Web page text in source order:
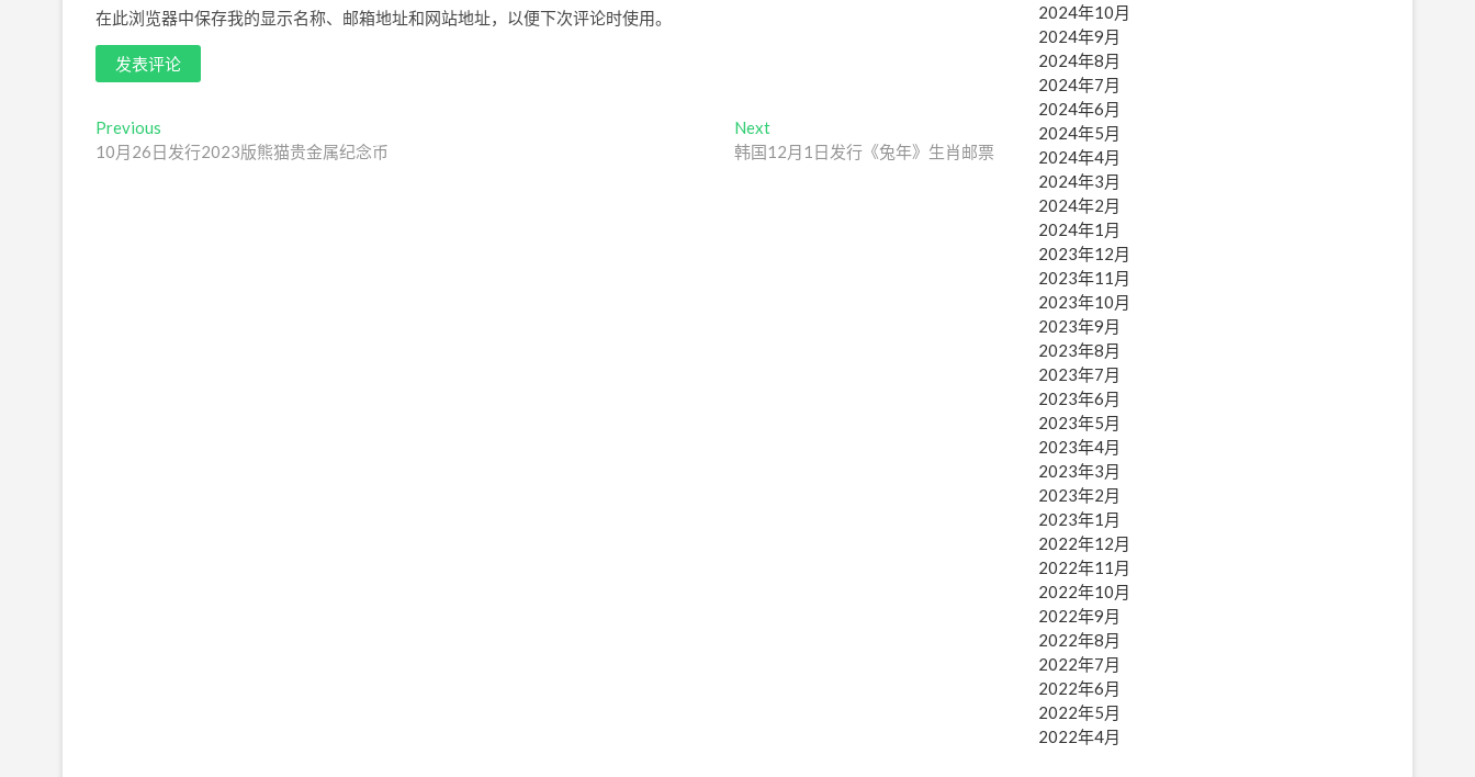
在此浏览器中保存我的显示名称、邮箱地址和网站地址，以便下次评论时使用。
文
章
Previous
post:
10月26日发行2023版熊猫贵金属纪念币
NextNext
post:
韩国12月1日发行《兔年》生肖邮票
2024年10月
2024年9月
2024年8月
2024年7月
2024年6月
2024年5月
2024年4月
2024年3月
2024年2月
2024年1月
2023年12月
2023年11月
2023年10月
2023年9月
2023年8月
2023年7月
2023年6月
2023年5月
2023年4月
2023年3月
2023年2月
2023年1月
2022年12月
2022年11月
2022年10月
2022年9月
2022年8月
2022年7月
2022年6月
2022年5月
2022年4月